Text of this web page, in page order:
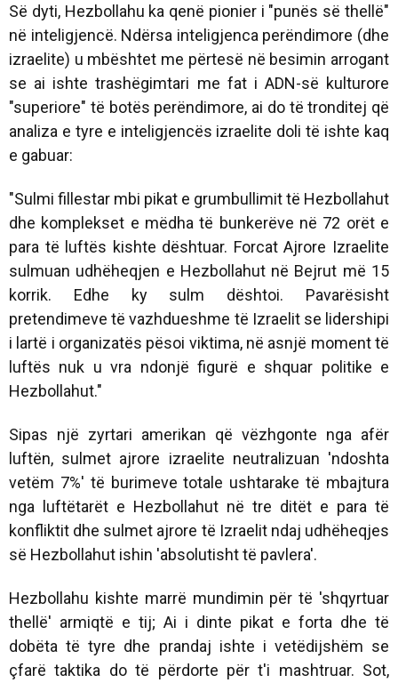
Së dyti, Hezbollahu ka qenë pionier i "punës së thellë"
në inteligjencë. Ndërsa inteligjenca perëndimore (dhe
izraelite) u mbështet me përtesë në besimin arrogant
se ai ishte trashëgimtari me fat i ADN-së kulturore
"superiore" të botës perëndimore, ai do të tronditej që
analiza e tyre e inteligjencës izraelite doli të ishte kaq
e gabuar:
"Sulmi fillestar mbi pikat e grumbullimit të Hezbollahut
dhe komplekset e mëdha të bunkerëve në 72 orët e
para të luftës kishte dështuar. Forcat Ajrore Izraelite
sulmuan udhëheqjen e Hezbollahut në Bejrut më 15
korrik. Edhe ky sulm dështoi. Pavarësisht
pretendimeve të vazhdueshme të Izraelit se lidershipi
i lartë i organizatës pësoi viktima, në asnjë moment të
luftës nuk u vra ndonjë figurë e shquar politike e
Hezbollahut."
Sipas një zyrtari amerikan që vëzhgonte nga afër
luftën, sulmet ajrore izraelite neutralizuan 'ndoshta
vetëm 7%' të burimeve totale ushtarake të mbajtura
nga luftëtarët e Hezbollahut në tre ditët e para të
konfliktit dhe sulmet ajrore të Izraelit ndaj udhëheqjes
së Hezbollahut ishin 'absolutisht të pavlera'.
Hezbollahu kishte marrë mundimin për të 'shqyrtuar
thellë' armiqtë e tij; Ai i dinte pikat e forta dhe të
dobëta të tyre dhe prandaj ishte i vetëdijshëm se
çfarë taktika do të përdorte për t'i mashtruar. Sot,